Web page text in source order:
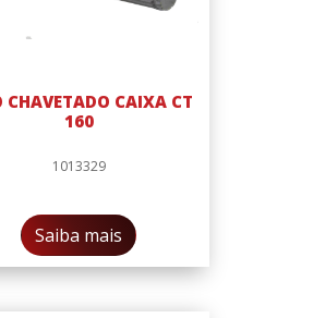
CHAVETADO CAIXA CT
160
1013329
Saiba mais